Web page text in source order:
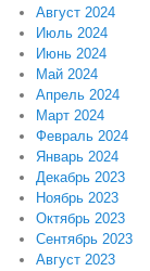
Август 2024
Июль 2024
Июнь 2024
Май 2024
Апрель 2024
Март 2024
Февраль 2024
Январь 2024
Декабрь 2023
Ноябрь 2023
Октябрь 2023
Сентябрь 2023
Август 2023